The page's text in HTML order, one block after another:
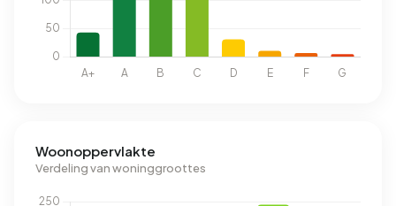
Woonoppervlakte
Verdeling van woninggroottes